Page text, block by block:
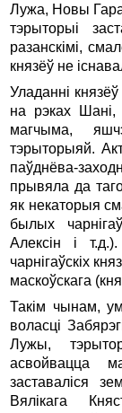
Лужа, Новы
тэрыторыі
разанскімі,
князёў не
Уладанні
на рэках
магчыма,
тэрыторыяй.
паўднёва-
прывяла да
як некаторыя
былых
Алексін i
чарнігаўскіх
маскоўскага
Такім чынам,
воласці
Лужы,
асвойвацца
заставаліся
Вялікага